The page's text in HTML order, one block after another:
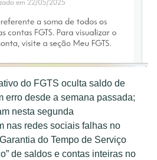
do FGTS oculta saldo de
erro desde a semana passada;
nesta segunda
nas redes sociais falhas no
do Tempo de Serviço
de saldos e contas inteiras no